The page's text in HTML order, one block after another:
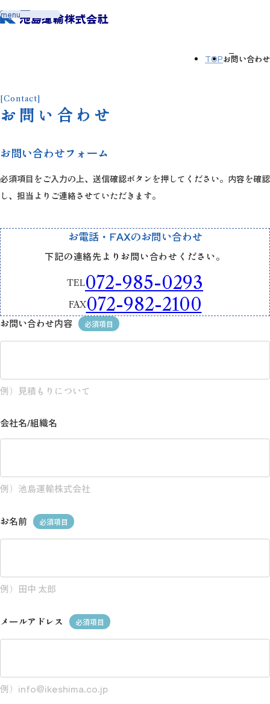
メ
ニ
menu
TOPお問い合わせ
[Contact]
お問い合わせ
お問い合わせフォーム
必須項目をご入力の上、送信確認ボタンを押してください。内容を確認
し、担当よりご連絡させていただきます。
お電話・FAXのお問い合わせ
下記の連絡先よりお問い合わせください。
TEL072-985-0293
FAX072-982-2100
お問い合わせ内容 必須項目
例）見積もりについて
会社名/組織名
例）池島運輸株式会社
お名前 必須項目
例）田中 太郎
メールアドレス 必須項目
例）info@ikeshima.co.jp